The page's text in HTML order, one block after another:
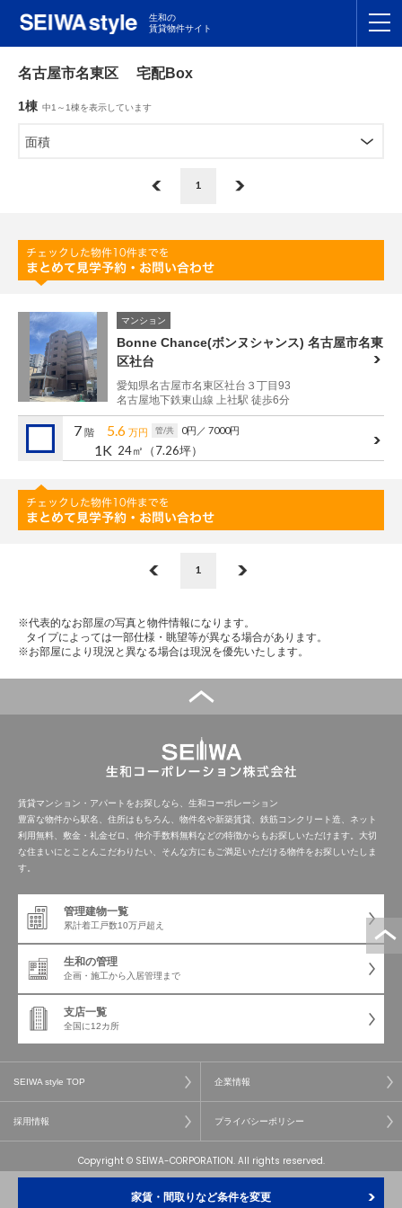
生和の
賃貸物件サイト
TOP
関東TOP
九州TOP
支店一覧
SEIWAの管理
お友達紹介特典
管理建物一覧
採用情報
プライバシー
ポリシー
名古屋市名東区 宅配Box
1棟 中1～1棟を表示しています
面積
1
マンション
Bonne Chance(ボンヌシャンス) 名古屋市名東
区社台
愛知県名古屋市名東区社台３丁目93
名古屋地下鉄東山線 上社駅 徒歩6分
7 階 5.6 万円 管/共 0円 ／ 7000円
1K 24㎡ （7.26坪）
1
※代表的なお部屋の写真と物件情報になります。
タイプによっては一部仕様・眺望等が異なる場合があります。
※お部屋により現況と異なる場合は現況を優先いたします。
賃貸マンション・アパートをお探しなら、生和コーポレーション
豊富な物件から駅名、住所はもちろん、物件名や新築賃貸、鉄筋コンクリート造、ネット
利用無料、敷金・礼金ゼロ、仲介手数料無料などの特徴からもお探しいただけます。大切
な住まいにとことんこだわりたい、そんな方にもご満足いただける物件をお探しいたしま
す。
管理建物一覧
累計着工戸数10万戸超え
生和の管理
企画・施工から 入居管理まで
支店一覧
全国に12カ所
SEIWA style TOP 企業情報
採用情報 プライバシーポリシー
Copyright © SEIWA-CORPORATION. All rights reserved.
家賃・間取りなど条件を変更